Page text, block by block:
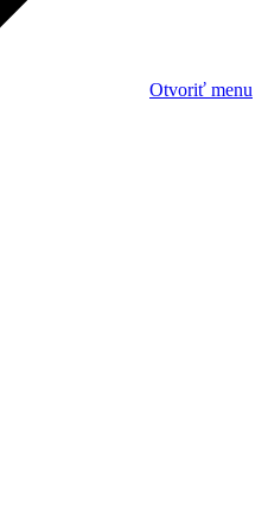
Otvoriť menu